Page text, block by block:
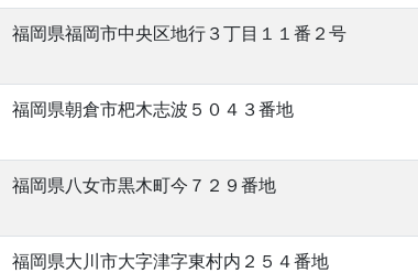
福岡県福岡市中央区地行３丁目１１番２号
福岡県朝倉市杷木志波５０４３番地
福岡県八女市黒木町今７２９番地
福岡県大川市大字津字東村内２５４番地